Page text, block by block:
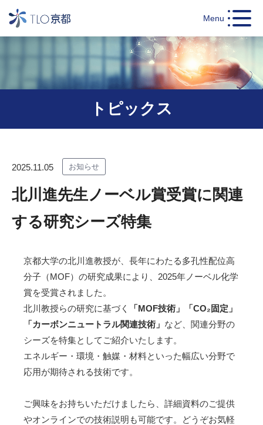
Menu
トピックス
2025.11.05 お知らせ
北川進先生ノーベル賞受賞に関連
する研究シーズ特集
京都大学の北川進教授が、長年にわたる多孔性配位高
分子（MOF）の研究成果により、2025年ノーベル化学
賞を受賞されました。
北川教授らの研究に基づく
「MOF技術」「CO₂固定」
「カーボンニュートラル関連技術」 など、関連分野の
シーズを特集としてご紹介いたします。
エネルギー・環境・触媒・材料といった幅広い分野で
応用が期待される技術です。
ご興味をお持ちいただけましたら、詳細資料のご提供
やオンラインでの技術説明も可能です。どうぞお気軽